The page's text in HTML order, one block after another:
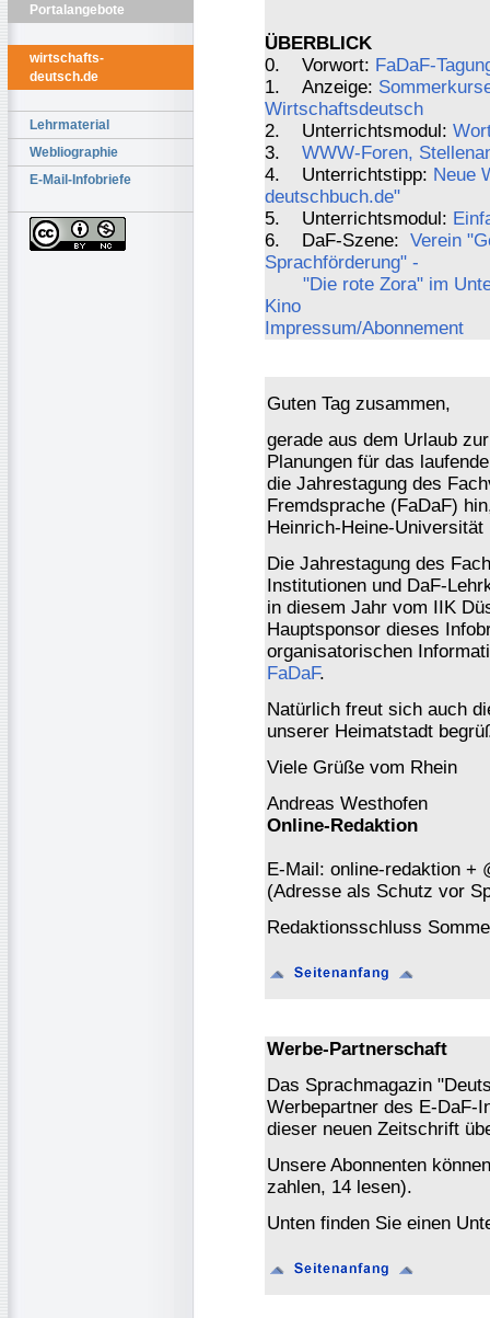
Portalangebote
wirtschafts-
deutsch.de
Lehrmaterial
Webliographie
E-Mail-Infobriefe
ÜBERBLICK
0. Vorwort: FaDaF-
1. Anzeige:
Wirtschaftsdeutsch
2. Unterrichtsmodul:
3. WWW-Foren,
4. Unterrichtstipp: Neue
deutschbuch.de"
5. Unterrichtsmodul:
6. DaF-Szene: Verein
Sprachförderung" -
"Die rote Zora" im
Kino
Impressum/Abonnement
Guten Tag zusammen,
gerade aus dem Urlaub
Planungen für das
die Jahrestagung des
Fremdsprache (FaDaF)
Heinrich-Heine-
Die Jahrestagung des
Institutionen und DaF-
in diesem Jahr vom IIK
Hauptsponsor dieses
organisatorischen
FaDaF.
Natürlich freut sich auch
unserer Heimatstadt
Viele Grüße vom Rhein
Andreas Westhofen
Online-Redaktion
E-Mail: online-redaktion +
(Adresse als Schutz vor
Redaktionsschluss
Werbe-Partnerschaft
Das Sprachmagazin
Werbepartner des E-DaF-
dieser neuen Zeitschrift
Unsere Abonnenten
zahlen, 14 lesen).
Unten finden Sie einen